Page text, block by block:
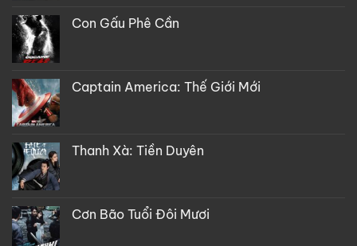
Con Gấu Phê Cần
Captain America: Thế Giới Mới
Thanh Xà: Tiền Duyên
Cơn Bão Tuổi Đôi Mươi